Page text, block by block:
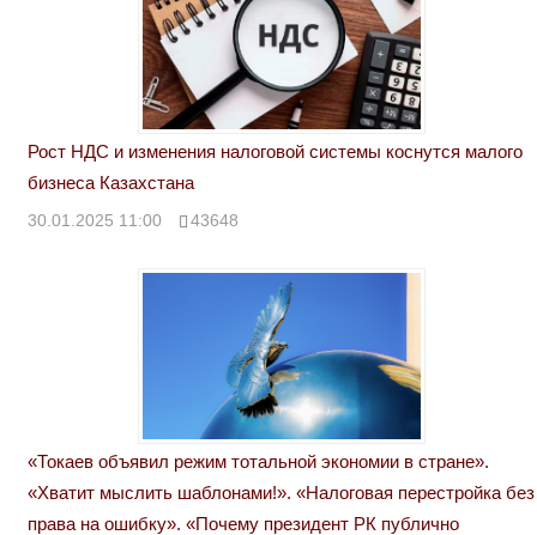
Рост НДС и изменения налоговой системы коснутся малого
бизнеса Казахстана
30.01.2025 11:00 43648
«Токаев объявил режим тотальной экономии в стране».
«Хватит мыслить шаблонами!». «Налоговая перестройка без
права на ошибку». «Почему президент РК публично